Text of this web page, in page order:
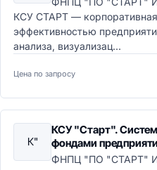
КСУ СТАРТ —
эффективностью
анализа, визуализац...
Цена по запросу
К"
КСУ "Старт".
фондами
ФНПЦ "ПО "СТАРТ"